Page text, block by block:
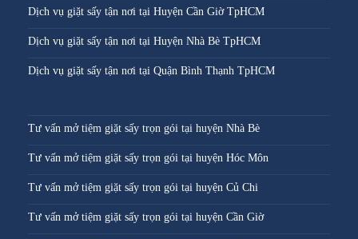
Dịch vụ giặt sấy tận nơi tại Huyện Cần Giờ TpHCM
Dịch vụ giặt sấy tận nơi tại Huyện Nhà Bè TpHCM
Dịch vụ giặt sấy tận nơi tại Quận Bình Thạnh TpHCM
Tư vấn mở tiệm giặt sấy trọn gói tại huyện Nhà Bè
Tư vấn mở tiệm giặt sấy trọn gói tại huyện Hóc Môn
Tư vấn mở tiệm giặt sấy trọn gói tại huyện Củ Chi
Tư vấn mở tiệm giặt sấy trọn gói tại huyện Cần Giờ